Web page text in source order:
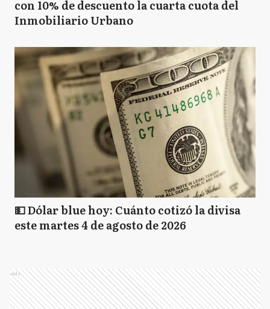
con 10% de descuento la cuarta cuota del
Inmobiliario Urbano
💵 Dólar blue hoy: Cuánto cotizó la divisa
este martes 4 de agosto de 2026
Ads